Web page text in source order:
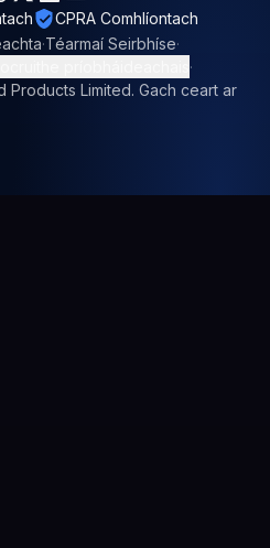
CPRA Comhlíontach
·Téarmaí Seirbhíse·
·
Limited. Gach ceart ar